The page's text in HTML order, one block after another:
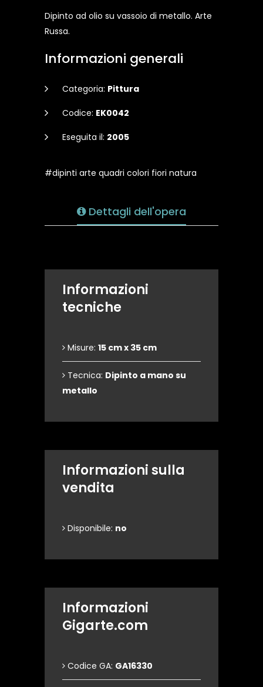
Dipinto ad olio su vassoio di metallo. Arte
Russa.
Informazioni generali
Categoria: Pittura
Codice: EK0042
Eseguita il: 2005
#dipinti arte quadri colori fiori natura
Dettagli dell'opera
Informazioni
tecniche
Misure: 15 cm x 35 cm
Tecnica: Dipinto a mano su
metallo
Informazioni sulla
vendita
Disponibile: no
Informazioni
Gigarte.com
Codice GA: GA16330